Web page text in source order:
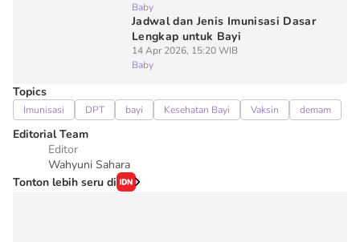
Baby
Jadwal dan Jenis Imunisasi Dasar
Lengkap untuk Bayi
14 Apr 2026, 15:20 WIB
Baby
Topics
Imunisasi DPT bayi Kesehatan Bayi Vaksin demam
Editorial Team
Editor
Wahyuni Sahara
Tonton lebih seru di